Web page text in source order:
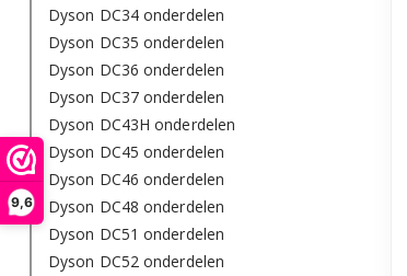
9,6
Dyson DC34 onderdelen
Dyson DC35 onderdelen
Dyson DC36 onderdelen
Dyson DC37 onderdelen
Dyson DC43H onderdelen
Dyson DC45 onderdelen
Dyson DC46 onderdelen
Dyson DC48 onderdelen
Dyson DC51 onderdelen
Dyson DC52 onderdelen